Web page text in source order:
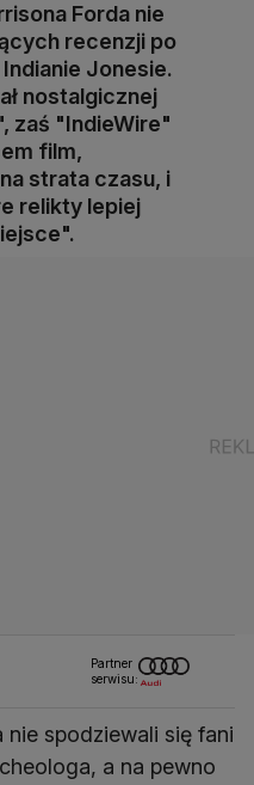
Forda nie
recenzji po
Jonesie.
nostalgicznej
zaś "IndieWire"
film,
strata czasu, i
relikty lepiej
Partner
serwisu:
nie spodziewali się fani
a na pewno